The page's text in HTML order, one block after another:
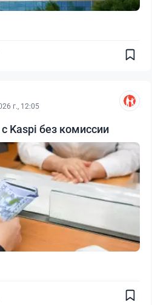
г., 12:05
Kaspi без комиссии